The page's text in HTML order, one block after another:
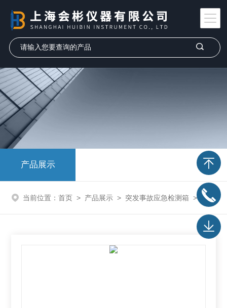
产品展示
当前位置： 首页 > 产品展示 > 突发事故应急检测箱 > 突发事故气体应急检测箱